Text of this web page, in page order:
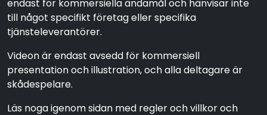
endast för kommersiella ändamål och hänvisar inte
till något specifikt företag eller specifika
tjänsteleverantörer.
Videon är endast avsedd för kommersiell
presentation och illustration, och alla deltagare är
skådespelare.
Läs noga igenom sidan med regler och villkor och